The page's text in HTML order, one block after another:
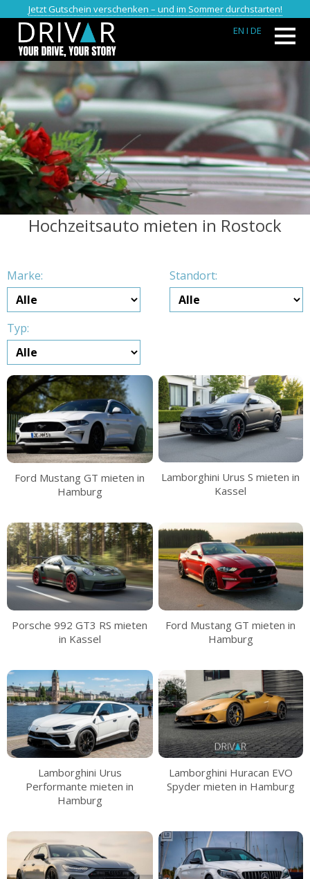
Jetzt Gutschein verschenken – und im Sommer durchstarten!
EN I DE
Hochzeitsauto mieten in Rostock
Marke: Standort:
Typ:
Ford Mustang GT mieten in
Hamburg
Lamborghini Urus S mieten in
Kassel
Porsche 992 GT3 RS mieten
in Kassel
Ford Mustang GT mieten in
Hamburg
Lamborghini Urus
Performante mieten in
Hamburg
Lamborghini Huracan EVO
Spyder mieten in Hamburg